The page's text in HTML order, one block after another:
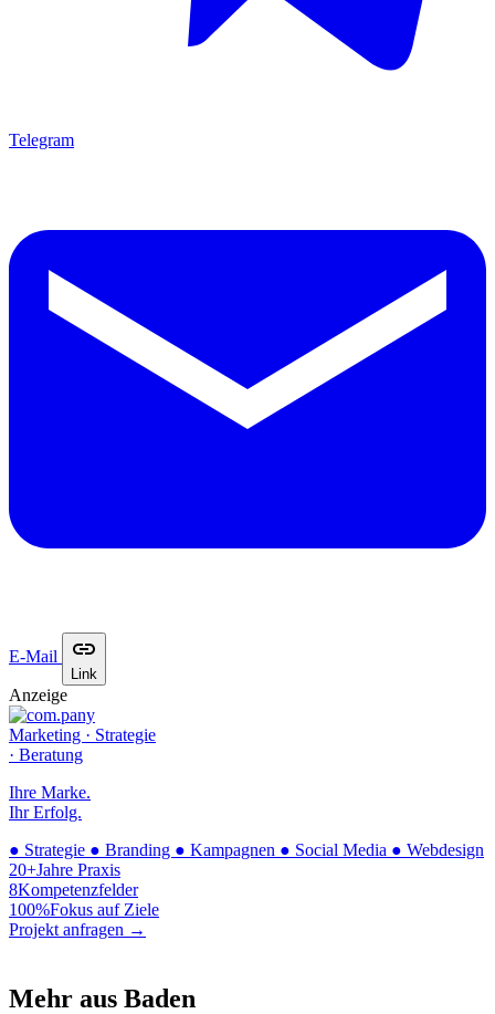
Telegram
E-Mail
Link
Anzeige
Marketing · Strategie
· Beratung
Ihre Marke.
Ihr Erfolg.
● Strategie ● Branding ● Kampagnen ● Social Media ● Webdesign
20+Jahre Praxis
8Kompetenzfelder
100%Fokus auf Ziele
Projekt anfragen →
Mehr aus Baden